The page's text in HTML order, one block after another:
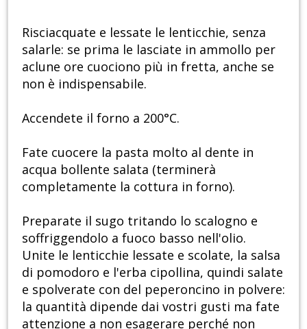
Risciacquate e lessate le lenticchie, senza
salarle: se prima le lasciate in ammollo per
aclune ore cuociono più in fretta, anche se
non è indispensabile.
Accendete il forno a 200°C.
Fate cuocere la pasta molto al dente in
acqua bollente salata (terminerà
completamente la cottura in forno).
Preparate il sugo tritando lo scalogno e
soffriggendolo a fuoco basso nell'olio.
Unite le lenticchie lessate e scolate, la salsa
di pomodoro e l'erba cipollina, quindi salate
e spolverate con del peperoncino in polvere:
la quantità dipende dai vostri gusti ma fate
attenzione a non esagerare perché non